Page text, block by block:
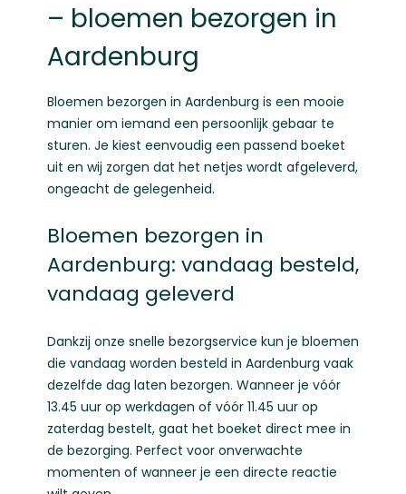
– bloemen bezorgen in
Aardenburg
Bloemen bezorgen in Aardenburg is een mooie
manier om iemand een persoonlijk gebaar te
sturen. Je kiest eenvoudig een passend boeket
uit en wij zorgen dat het netjes wordt afgeleverd,
ongeacht de gelegenheid.
Bloemen bezorgen in
Aardenburg: vandaag besteld,
vandaag geleverd
Dankzij onze snelle bezorgservice kun je bloemen
die vandaag worden besteld in Aardenburg vaak
dezelfde dag laten bezorgen. Wanneer je vóór
13.45 uur op werkdagen of vóór 11.45 uur op
zaterdag bestelt, gaat het boeket direct mee in
de bezorging. Perfect voor onverwachte
momenten of wanneer je een directe reactie